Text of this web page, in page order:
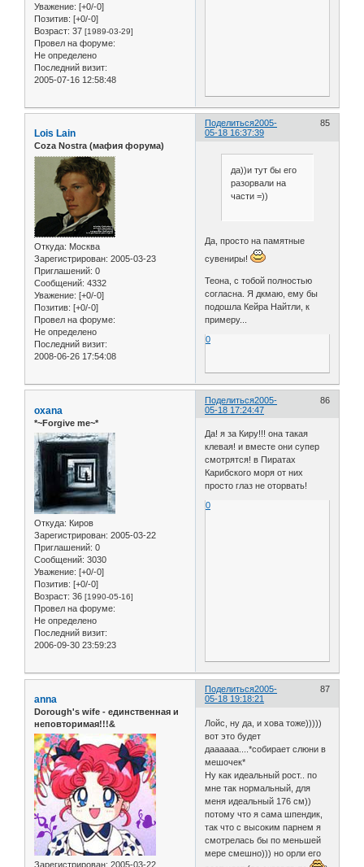
Уважение: [+0/-0]
Позитив: [+0/-0]
Возраст: 37 [1989-03-29]
Провел на форуме:
Не определено
Последний визит:
2005-07-16 12:58:48
Поделиться 85
2005-
05-18 16:37:39
Lois Lain
Coza Nostra (мафия форума)
Откуда: Москва
Зарегистрирован: 2005-03-23
Приглашений: 0
Сообщений: 4332
Уважение: [+0/-0]
Позитив: [+0/-0]
Провел на форуме:
Не определено
Последний визит:
2008-06-26 17:54:08
да))и тут бы его
разорвали на
части =))
Да, просто на памятные
сувениры!
Теона, с тобой полностью
согласна. Я дкмаю, ему бы
подошла Кейра Найтли, к
примеру...
0
Поделиться 86
2005-
05-18 17:24:47
oxana
*~Forgive me~*
Откуда: Киров
Зарегистрирован: 2005-03-22
Приглашений: 0
Сообщений: 3030
Уважение: [+0/-0]
Позитив: [+0/-0]
Возраст: 36 [1990-05-16]
Провел на форуме:
Не определено
Последний визит:
2006-09-30 23:59:23
Да! я за Киру!!! она такая
клевая! и вместе они супер
смотрятся! в Пиратах
Карибского моря от них
просто глаз не оторвать!
0
Поделиться 87
2005-
05-18 19:18:21
anna
Dorough's wife - единственная и
неповторимая!!!&
Зарегистрирован: 2005-03-22
Лойс, ну да, и хова тоже)))))
вот это будет
даааааа....*собирает слюни в
мешочек*
Ну как идеальный рост.. по
мне так нормальный, для
меня идеальный 176 см))
потому что я сама шпендик,
так что с высоким парнем я
смотрелась бы по меньшей
мере смешно))) но орли его